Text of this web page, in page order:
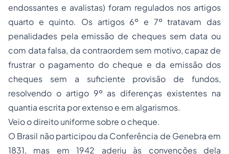
endossantes e avalistas) foram regulados nos artigos
quarto e quinto. Os artigos 6º e 7º tratavam das
penalidades pela emissão de cheques sem data ou
com data falsa, da contraordem sem motivo, capaz de
frustrar o pagamento do cheque e da emissão dos
cheques sem a suficiente provisão de fundos,
resolvendo o artigo 9º as diferenças existentes na
quantia escrita por extenso e em algarismos.
Veio o direito uniforme sobre o cheque.
O Brasil não participou da Conferência de Genebra em
1831, mas em 1942 aderiu às convenções dela